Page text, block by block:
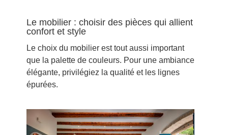
Le mobilier : choisir des pièces qui allient
confort et style
Le choix du mobilier est tout aussi important
que la palette de couleurs. Pour une ambiance
élégante, privilégiez la qualité et les lignes
épurées.